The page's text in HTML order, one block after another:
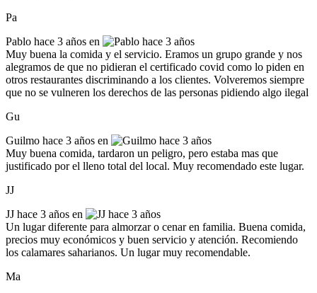
Pa
Pablo hace 3 años en
Muy buena la comida y el servicio. Eramos un grupo grande y nos
alegramos de que no pidieran el certificado covid como lo piden en
otros restaurantes discriminando a los clientes. Volveremos siempre
que no se vulneren los derechos de las personas pidiendo algo ilegal
Gu
Guilmo hace 3 años en
Muy buena comida, tardaron un peligro, pero estaba mas que
justificado por el lleno total del local. Muy recomendado este lugar.
JJ
JJ hace 3 años en
Un lugar diferente para almorzar o cenar en familia. Buena comida,
precios muy económicos y buen servicio y atención. Recomiendo
los calamares saharianos. Un lugar muy recomendable.
Ma